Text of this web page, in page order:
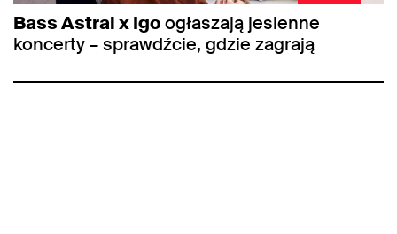
Bass Astral x Igoogłaszają jesienne
koncerty – sprawdźcie, gdzie zagrają